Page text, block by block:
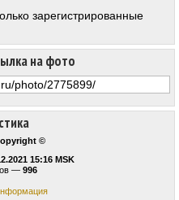
©
15:16 MSK
— 996
на фото
зарегистрированные